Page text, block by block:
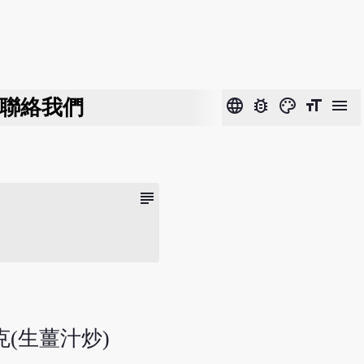
絡我們 language bug_report color_lens format_size menu
subject
(生薑汁炒)